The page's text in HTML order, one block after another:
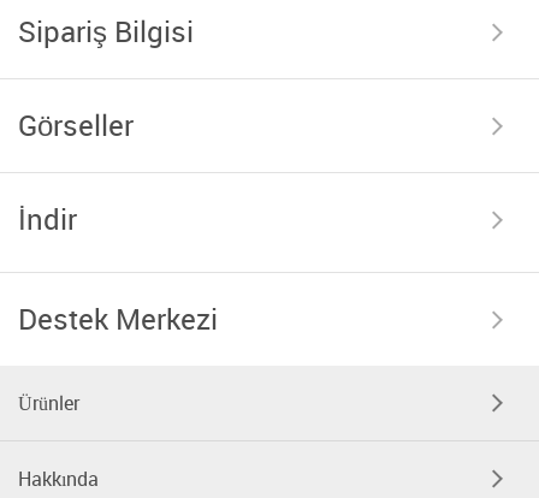
Sipariş Bilgisi
Görseller
İndir
Destek Merkezi
Ürünler
Hakkında